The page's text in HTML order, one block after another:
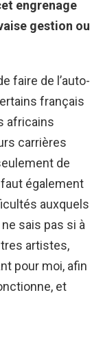
engrenage
gestion ou
faire de l’auto-
français
africains
carrières
de
faut également
auxquels
sais pas si à
artistes,
pour moi, afin
et